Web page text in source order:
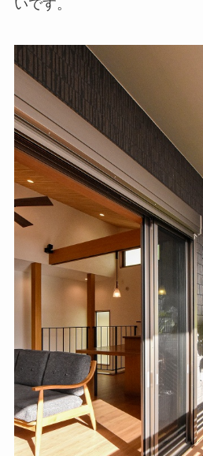
いです。